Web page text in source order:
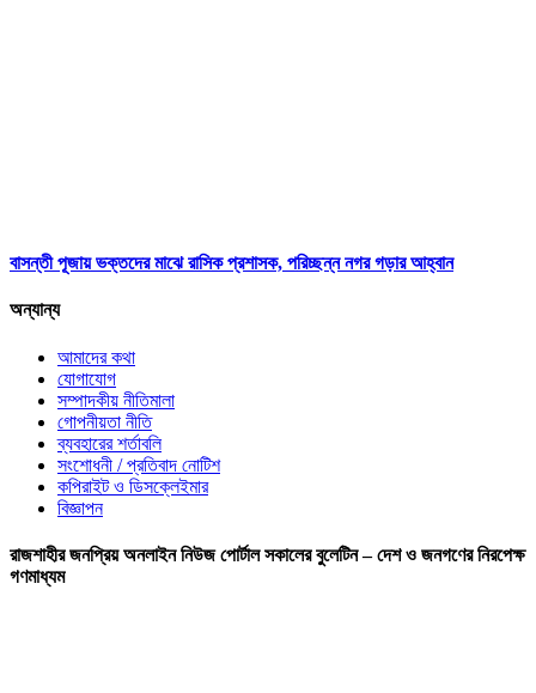
বাসন্তী পূজায় ভক্তদের মাঝে রাসিক প্রশাসক, পরিচ্ছন্ন নগর গড়ার আহ্বান
অন্যান্য
আমাদের কথা
যোগাযোগ
সম্পাদকীয় নীতিমালা
গোপনীয়তা নীতি
ব্যবহারের শর্তাবলি
সংশোধনী / প্রতিবাদ নোটিশ
কপিরাইট ও ডিসক্লেইমার
বিজ্ঞাপন
রাজশাহীর জনপ্রিয় অনলাইন নিউজ পোর্টাল সকালের বুলেটিন – দেশ ও জনগণের নিরপেক্ষ
গণমাধ্যম